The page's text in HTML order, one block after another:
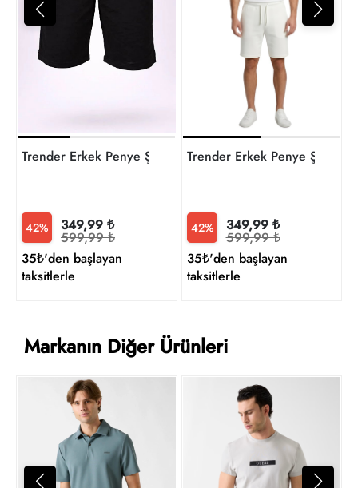
Trender Erkek Penye Şort
42% 349,99 ₺
599,99 ₺
35₺'den başlayan
taksitlerle
Trender Erkek Penye Şort
42% 349,99 ₺
599,99 ₺
35₺'den başlayan
taksitlerle
Markanın Diğer Ürünleri